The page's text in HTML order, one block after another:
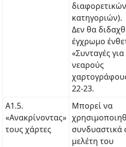
διαφορετικών
κατηγοριών).
Δεν θα
έγχρωμο
«Συνταγές για
νεαρούς
22-23.
Α1.5.
«Ανακρίνοντας»
τους χάρτες
Μπορεί να
συνδυαστικά
μελέτη του